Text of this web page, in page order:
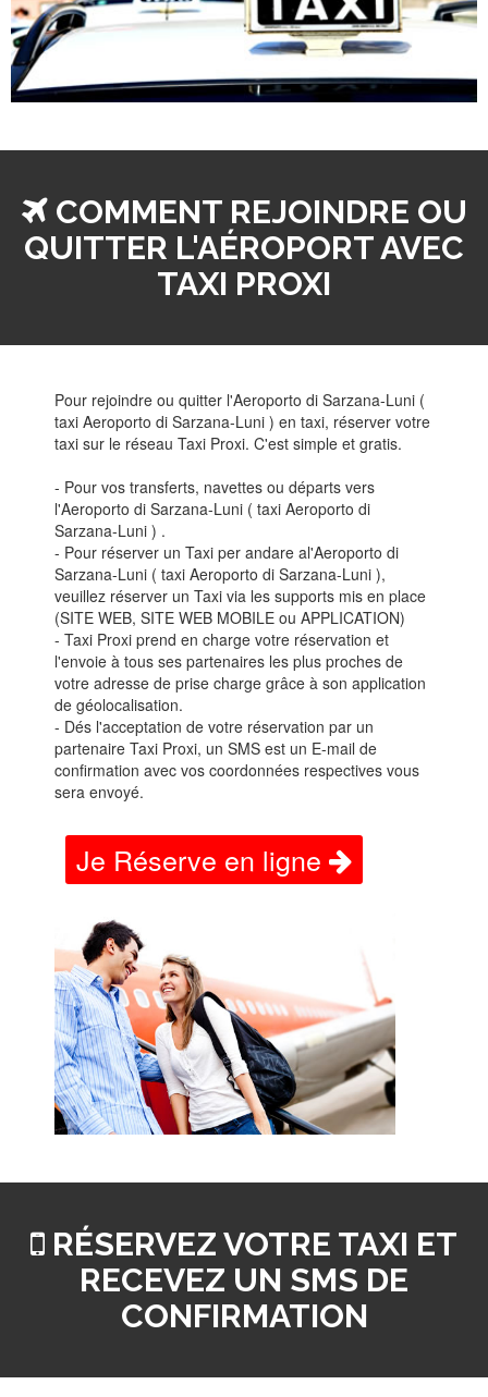
COMMENT REJOINDRE OU
QUITTER L'AÉROPORT AVEC
TAXI PROXI
Pour rejoindre ou quitter l'Aeroporto di Sarzana-Luni (
taxi Aeroporto di Sarzana-Luni ) en taxi, réserver votre
taxi sur le réseau Taxi Proxi. C'est simple et gratis.
- Pour vos transferts, navettes ou départs vers
l'Aeroporto di Sarzana-Luni ( taxi Aeroporto di
Sarzana-Luni ) .
- Pour réserver un Taxi per andare al'Aeroporto di
Sarzana-Luni ( taxi Aeroporto di Sarzana-Luni ),
veuillez réserver un Taxi via les supports mis en place
(SITE WEB, SITE WEB MOBILE ou APPLICATION)
- Taxi Proxi prend en charge votre réservation et
l'envoie à tous ses partenaires les plus proches de
votre adresse de prise charge grâce à son application
de géolocalisation.
- Dés l'acceptation de votre réservation par un
partenaire Taxi Proxi, un SMS est un E-mail de
confirmation avec vos coordonnées respectives vous
sera envoyé.
Je Réserve en ligne
RÉSERVEZ VOTRE TAXI ET
RECEVEZ UN SMS DE
CONFIRMATION